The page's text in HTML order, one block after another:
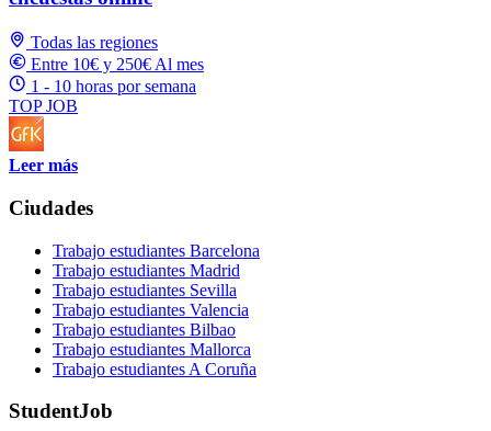
Todas las regiones
Entre 10€ y 250€ Al mes
1 - 10 horas por semana
TOP JOB
Leer más
Ciudades
Trabajo estudiantes Barcelona
Trabajo estudiantes Madrid
Trabajo estudiantes Sevilla
Trabajo estudiantes Valencia
Trabajo estudiantes Bilbao
Trabajo estudiantes Mallorca
Trabajo estudiantes A Coruña
StudentJob